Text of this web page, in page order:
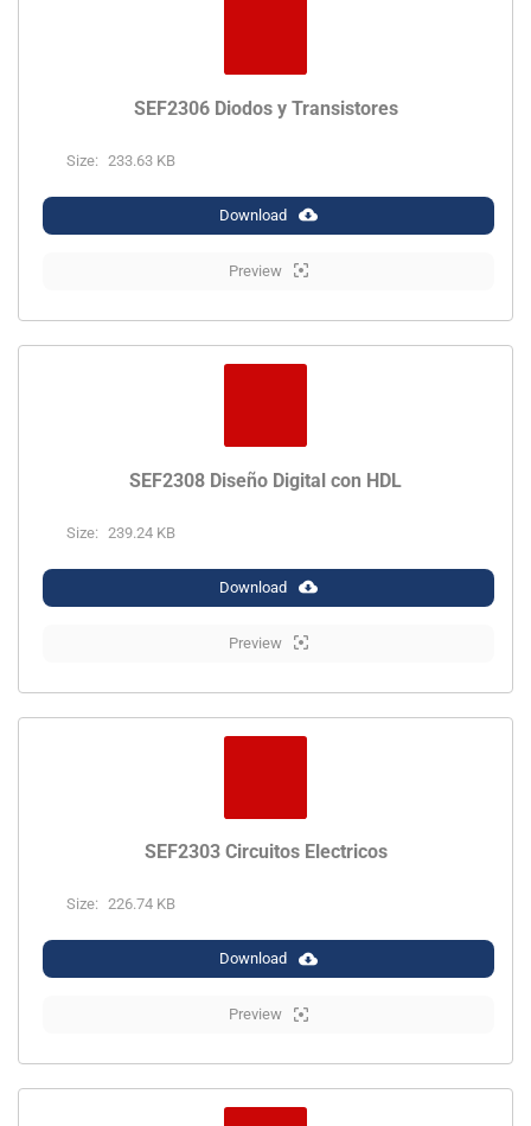
SEF2306 Diodos y Transistores
Size: 233.63 KB
Download
Preview
SEF2308 Diseño Digital con HDL
Size: 239.24 KB
Download
Preview
SEF2303 Circuitos Electricos
Size: 226.74 KB
Download
Preview